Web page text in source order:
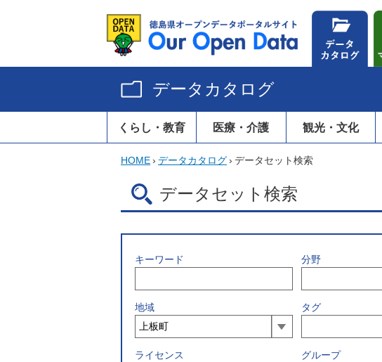
データカタログ
くらし・教育 医療・介護 観光・文化
HOME› データカタログ› データセット検索
データセット検索
キーワード 分野
地域 タグ
ライセンス グループ